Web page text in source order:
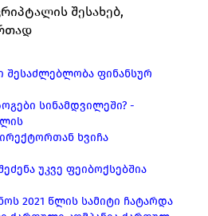
შესახებ,
შესაძლებლობა ფინანსურ
სინამდვილეში? -
ხვიჩა
უკვე ფეიბოქსებშია
2021 წლის სამიტი ჩატარდა